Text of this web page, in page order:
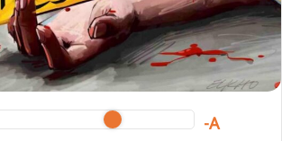
a
i
l
A-